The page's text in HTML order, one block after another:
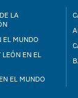
LA
MUNDO
EN EL
EL MUNDO